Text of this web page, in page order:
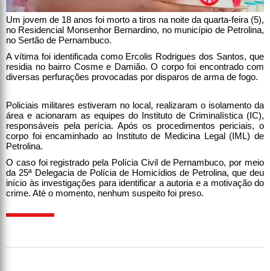
Um jovem de 18 anos foi morto a tiros na noite da quarta-feira (5),
no Residencial Monsenhor Bernardino, no município de Petrolina,
no Sertão de Pernambuco.
A vítima foi identificada como Ercolis Rodrigues dos Santos, que
residia no bairro Cosme e Damião. O corpo foi encontrado com
diversas perfurações provocadas por disparos de arma de fogo.
Policiais militares estiveram no local, realizaram o isolamento da
área e acionaram as equipes do Instituto de Criminalística (IC),
responsáveis pela perícia. Após os procedimentos periciais, o
corpo foi encaminhado ao Instituto de Medicina Legal (IML) de
Petrolina.
O caso foi registrado pela Polícia Civil de Pernambuco, por meio
da 25ª Delegacia de Polícia de Homicídios de Petrolina, que deu
início às investigações para identificar a autoria e a motivação do
crime. Até o momento, nenhum suspeito foi preso.